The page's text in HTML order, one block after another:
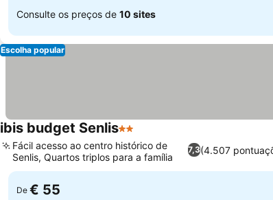
Consulte os preços de 10 sites
Escolha popular
ibis budget Senlis2 Estrelas
7,3(4.507
Fácil acesso ao centro histórico de
Senlis, Quartos triplos para a família
De € 55